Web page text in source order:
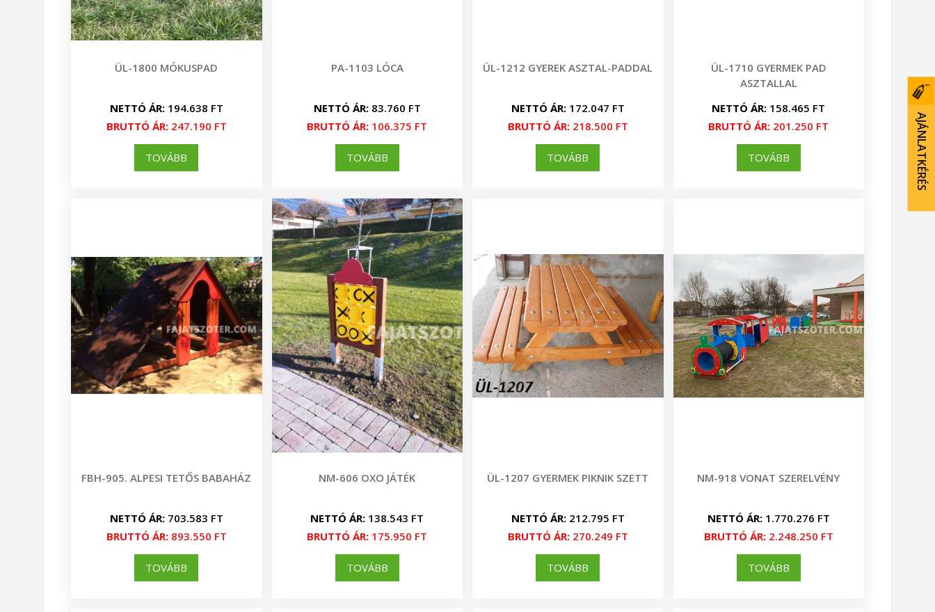
AJÁNLATKÉRÉS
ÜL-1800 MÓKUSPAD
NETTÓ ÁR:194.638 FT
BRUTTÓ ÁR:247.190 FT
TOVÁBB
PA-1103 LÓCA
NETTÓ ÁR:83.760 FT
BRUTTÓ ÁR: 106.375 FT
TOVÁBB
ÜL-1212 GYEREK ASZTAL-PADDAL
NETTÓ ÁR:172.047 FT
BRUTTÓ ÁR:218.500 FT
TOVÁBB
ÜL-1710 GYERMEK PAD
ASZTALLAL
NETTÓ ÁR: 158.465 FT
BRUTTÓ ÁR: 201.250 FT
TOVÁBB
FBH-905. ALPESI TETŐS BABAHÁZ
NETTÓ ÁR:703.583 FT
BRUTTÓ ÁR:893.550 FT
TOVÁBB
NM-606 OXO JÁTÉK
NETTÓ ÁR: 138.543 FT
BRUTTÓ ÁR: 175.950 FT
TOVÁBB
ÜL-1207 GYERMEK PIKNIK SZETT
NETTÓ ÁR:212.795 FT
BRUTTÓ ÁR:270.249 FT
TOVÁBB
NM-918 VONAT SZERELVÉNY
NETTÓ ÁR:1.770.276 FT
BRUTTÓ ÁR:2.248.250 FT
TOVÁBB